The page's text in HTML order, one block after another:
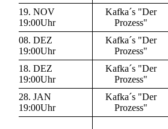
19. NOV
19:00Uhr
Kafka´s "Der
Prozess"
08. DEZ
19:00Uhr
Kafka´s "Der
Prozess"
18. DEZ
19:00Uhr
Kafka´s "Der
Prozess"
28. JAN
19:00Uhr
Kafka´s "Der
Prozess"